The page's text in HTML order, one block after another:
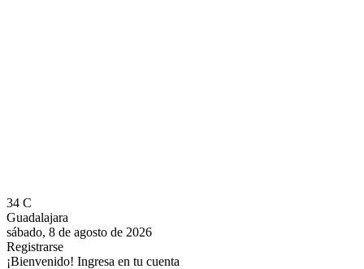
34 C
Guadalajara
sábado, 8 de agosto de 2026
Registrarse
¡Bienvenido! Ingresa en tu cuenta